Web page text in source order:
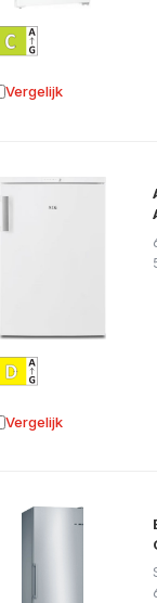
Vergelijk aan
Vergelijk aan